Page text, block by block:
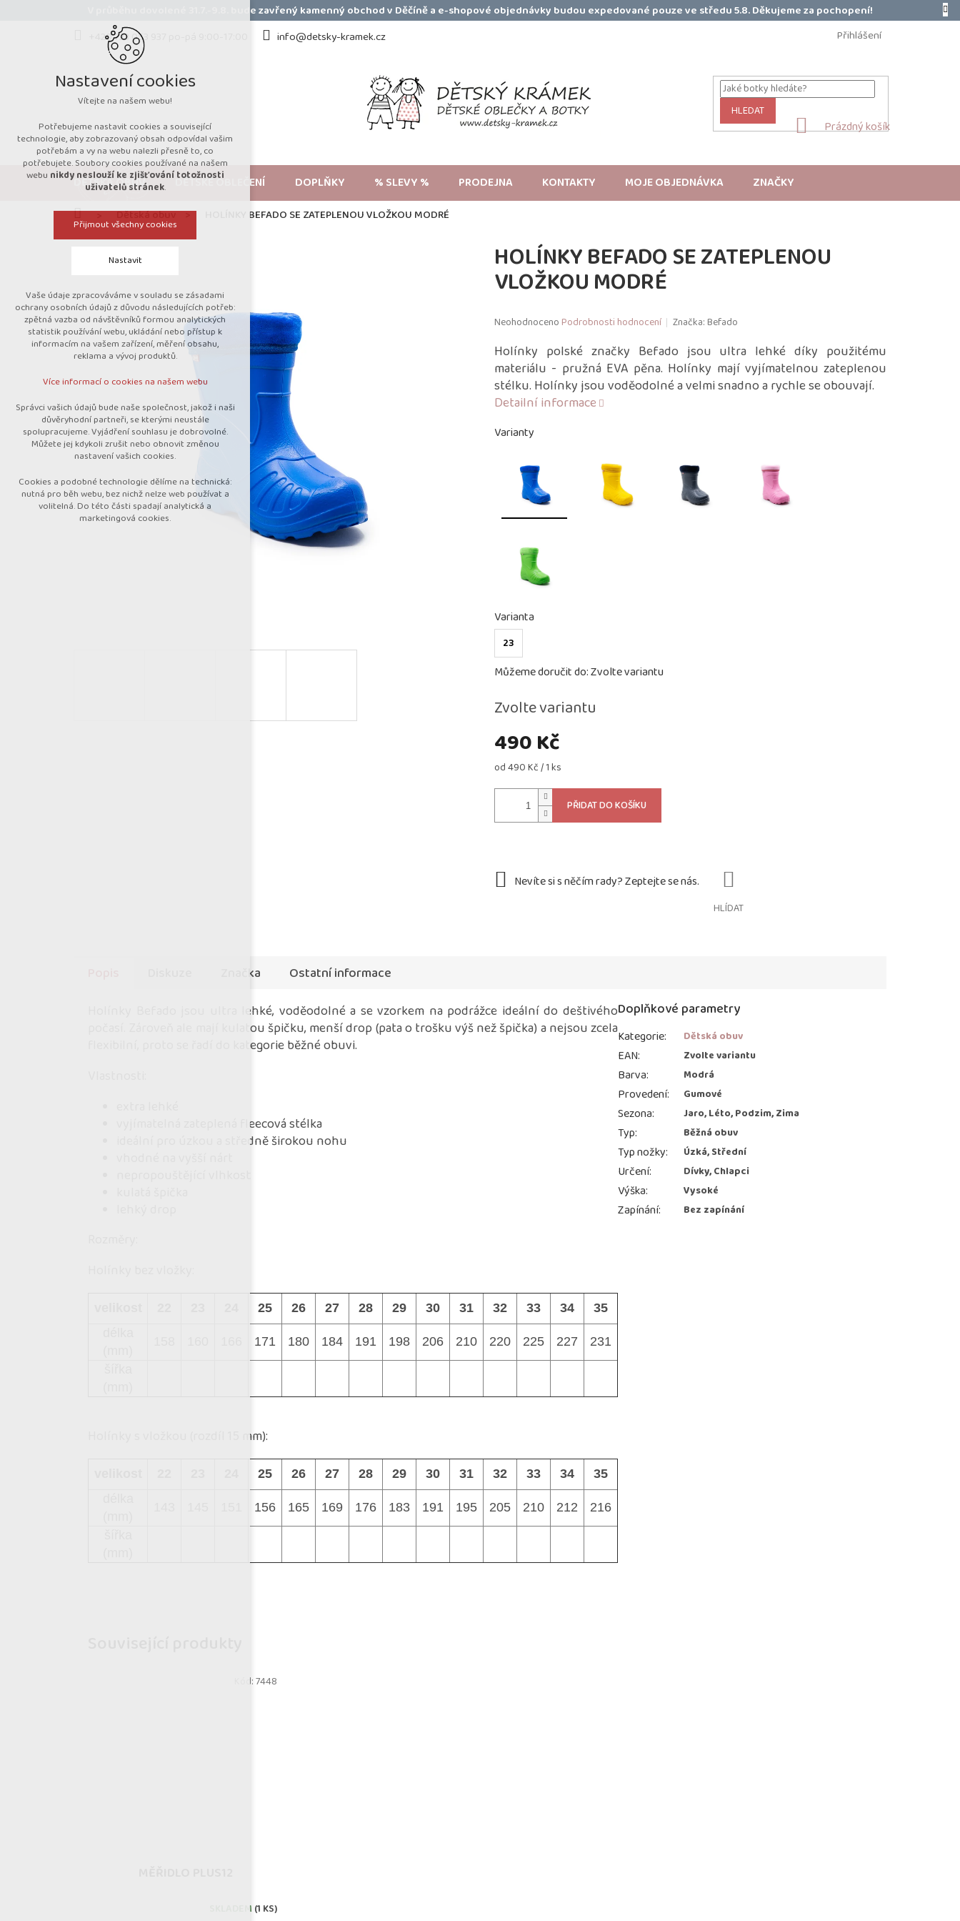
V průběhu dovolené 31.7.-9.8. bude zavřený kamenný obchod v Děčíně a e-shopové objednávky budou expedované pouze ve středu 5.8. Děkujeme za pochopení!
+420 723 053 937 po-pá 9:00-17:00
info@detsky-kramek.cz Přihlášení
HLEDAT
NÁKUPNÍ
Prázdný košík
DĚTSKÁ OBUV DĚTSKÉ OBLEČENÍ DOPLŇKY % SLEVY % PRODEJNA KONTAKTY MOJE OBJEDNÁVKA ZNAČKY
DomůDětská obuv HOLÍNKY BEFADO SE ZATEPLENOU VLOŽKOU MODRÉ
HOLÍNKY BEFADO SE ZATEPLENOU
VLOŽKOU MODRÉ
Průměrné
produktu
je
0,0
z
5
NeohodnocenoPodrobnosti hodnocení Značka: Befado
490 Kč
Měrná
od 490 Kč / 1 ks
Zvolte variantu
Varianty
Varianta
23
Můžeme doručit do:Zvolte variantu
PŘIDAT DO KOŠÍKU
Holínky polské značky Befado jsou ultra lehké díky použitému
materiálu - pružná EVA pěna. Holínky mají vyjímatelnou zateplenou
stélku. Holínky jsou voděodolné a velmi snadno a rychle se obouvají.
Detailní informace
HLÍDAT
SKLADEM (1 KS)
Kód:7448
Značka
Ostatní informace
Holínky Befado jsou ultra lehké, voděodolné a se vzorkem na podrážce ideální do deštivého
počasí. Zároveň ale mají kulatou špičku, menší drop (pata o trošku výš než špička) a nejsou zcela
flexibilní, proto se řadí do kategorie běžné obuvi.
vyjímatelná zateplená fleecová stélka
ideální pro úzkou a středně širokou nohu
25 26 27 28 29 30 31 32 33 34
35
171 180 184 191 198 206 210 220 225 227
231
Holínky s vložkou (rozdíl 15 mm):
25 26 27 28 29 30 31 32 33 34
35
156 165 169 176 183 191 195 205 210 212
216
Doplňkové parametry
Kategorie: Dětská obuv
EAN: Zvolte variantu
Barva: Modrá
Provedení: Gumové
Sezona: Jaro, Léto, Podzim, Zima
Typ: Běžná obuv
Typ nožky: Úzká, Střední
Určení: Dívky, Chlapci
Výška: Vysoké
Zapínání: Bez zapínání
Nastavení cookies
Vítejte na našem webu!
Potřebujeme nastavit cookies a související
technologie, aby zobrazovaný obsah odpovídal vašim
potřebám a vy na webu nalezli přesně to, co
potřebujete. Soubory cookies používané na našem
webu nikdy neslouží ke zjišťování totožnosti
uživatelů stránek.
Přijmout všechny cookies
Nastavit
Technická cookies
nutná pro provozování webu
udržení kontextu stránek (session):
případná přihlášení, volby jazyka, apod.
návštěvnosti
marketingová cookies (Google)
Více informací o cookies na našem webu
Přijmout všechny cookies
Odmítnout vše
Vaše údaje zpracováváme v souladu se zásadami
ochrany osobních údajů z důvodu následujících potřeb:
zpětná vazba od návštěvníků formou analytických
statistik používání webu, ukládání nebo přístup k
informacím na vašem zařízení, měření obsahu,
reklama a vývoj produktů.
Více informací o cookies na našem webu
Správci vašich údajů bude naše společnost, jakož i naši
důvěryhodní partneři, se kterými neustále
spolupracujeme. Vyjádření souhlasu je dobrovolné.
Můžete jej kdykoli zrušit nebo obnovit změnou
nastavení vašich cookies.
Cookies a podobné technologie dělíme na technická:
nutná pro běh webu, bez nichž nelze web používat a
volitelná. Do této části spadají analytická a
marketingová cookies.